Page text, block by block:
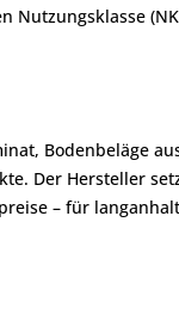
Bodenbeläge
Der Hersteller
– für